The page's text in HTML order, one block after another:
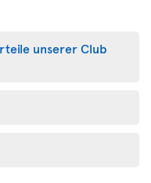
unserer Club